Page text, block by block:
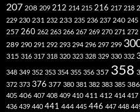
207 208 209 212 214 215 216 217 218
229 230 231 232 233 235 236 237 240 245
257 260 262 263 266 267 269 270 271 272
289 290 291 292 293 294 296 297 299
315 316 317 318 320 323 328 329 330 332
348 349 352 353 354 355 356 357 358
372 373 376 377 380 381 382 383 385 386
405 406 407 408 409 410 411 412 414 417
436 439 440 441 444 445 446 447 448